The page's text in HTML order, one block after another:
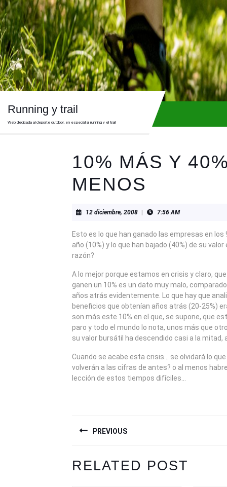
Skip
to
content
Running y trail
Web dedicada al deporte outdoor, en especial al running y el trail
10% MÁS Y
MENOS
12 diciembre, 200812
7:56 AM
Esto es lo que han ganado las empresas en
año (10%) y lo que han bajado (40%) de su valor
razón?
A lo mejor porque estamos en crisis y claro,
ganen un 10% es un dato muy malo,
años atrás evidentemente. Lo que hay que
beneficios que obtenían años atrás (20-25%)
son más este 10% en el que, se supone, que
paro y todo el mundo lo nota, unos más que
su valor bursátil ha descendido casi a la mitad,
Cuando se acabe esta crisis… se olvidará lo
volverán a las cifras de antes? o al menos
lección de estos tiempos difíciles…
DE
ENTRADAS
PREVIOUS
post:
RELATED POST